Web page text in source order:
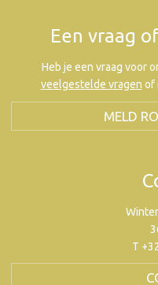
Een vraag
Heb je een vraag voor
veelgestelde vragen of
MELD
T